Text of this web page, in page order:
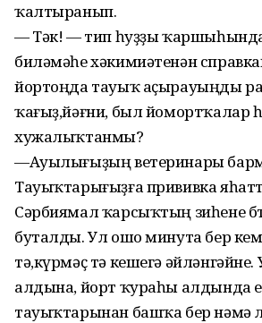
ҡалтыранып.
— Тәк! — тип һуҙҙы
биләмәһе хәкимиәтенән
йортоңда тауыҡ аҫырауыңды
ҡағыҙ,йәғни, был йомортҡалар
хужалыҡтанмы?
—Ауылығыҙың ветеринары
Тауыҡтарығыҙға прививка
Сәрбиямал ҡарсыҡтың зиһене
буталды. Ул ошо минута бер
тә,күрмәҫ тә кешегә
алдына, йорт ҡураһы алдында ем
тауыҡтарынан башҡа бер нәмә